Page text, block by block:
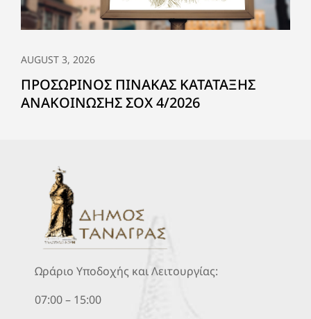
AUGUST 3, 2026
ΠΡΟΣΩΡΙΝΟΣ ΠΙΝΑΚΑΣ ΚΑΤΑΤΑΞΗΣ
ΑΝΑΚΟΙΝΩΣΗΣ ΣΟΧ 4/2026
Ωράριο Υποδοχής και Λειτουργίας:
07:00 – 15:00